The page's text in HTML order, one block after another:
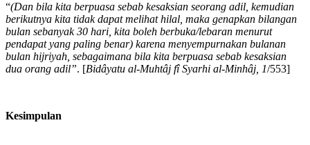
“(Dan bila kita berpuasa sebab kesaksian seorang adil, kemudian
berikutnya kita tidak dapat melihat hilal, maka genapkan bilangan
bulan sebanyak 30 hari, kita boleh berbuka/lebaran menurut
pendapat yang paling benar) karena menyempurnakan bulanan
bulan hijriyah, sebagaimana bila kita berpuasa sebab kesaksian
dua orang adil”. [Bidâyatu al-Muhtâj fî Syarhi al-Minhâj, 1/553]
Kesimpulan